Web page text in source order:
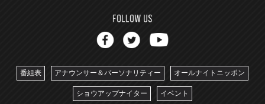
番組表 アナウンサー＆パーソナリティー オールナイトニッポン
ショウアップナイター イベント